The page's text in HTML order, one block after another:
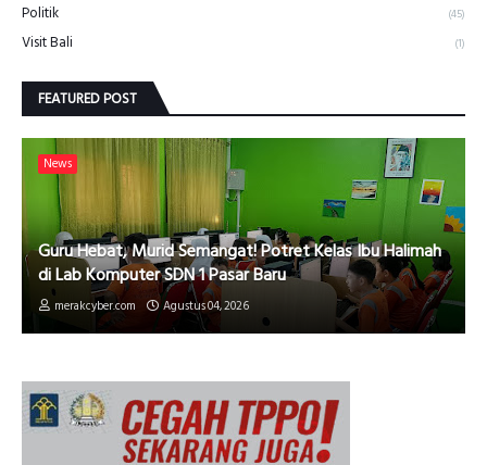
Politik (45)
Visit Bali (1)
FEATURED POST
News
Guru Hebat, Murid Semangat! Potret Kelas Ibu Halimah
di Lab Komputer SDN 1 Pasar Baru
merakcyber.com Agustus 04, 2026